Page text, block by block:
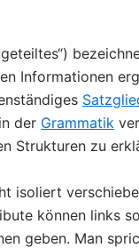
Informationen
der Grammatik
Strukturen zu
isoliert
können links
geben. Man